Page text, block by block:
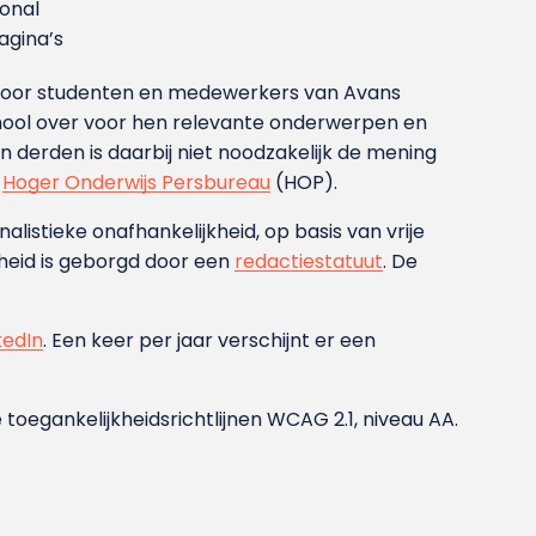
studenten en medewerkers van Avans
over voor hen relevante onderwerpen en
is daarbij niet noodzakelijk de mening
Hoger Onderwijs Persbureau (HOP).
onafhankelijkheid, op basis van vrije
is geborgd door een redactiestatuut. De
. Een keer per jaar verschijnt er een
WCAG 2.1, niveau AA.